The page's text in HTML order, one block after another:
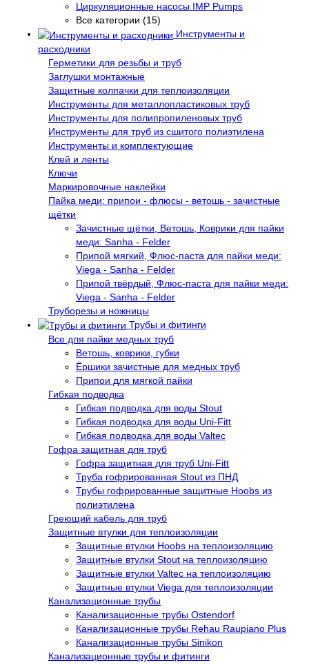
Циркуляционные насосы IMP Pumps
Все категории (15)
Инструменты и
расходники
Герметики для резьбы и труб
Заглушки монтажные
Защитные колпачки для теплоизоляции
Инструменты для металлопластиковых труб
Инструменты для полипропиленовых труб
Инструменты для труб из сшитого полиэтилена
Инструменты и комплектующие
Клей и ленты
Ключи
Маркировочные наклейки
Пайка меди: припои - флюсы - ветошь - зачистные
щётки
Зачистные щётки, Ветошь, Коврики для пайки
меди: Sanha - Felder
Припой мягкий, Флюс-паста для пайки меди:
Viega - Sanha - Felder
Припой твёрдый, Флюс-паста для пайки меди:
Viega - Sanha - Felder
Труборезы и ножницы
Трубы и фитинги
Все для пайки медных труб
Ветошь, коврики, губки
Ёршики зачистные для медных труб
Припои для мягкой пайки
Гибкая подводка
Гибкая подводка для воды Stout
Гибкая подводка для воды Uni-Fitt
Гибкая подводка для воды Valtec
Гофра защитная для труб
Гофра защитная для труб Uni-Fitt
Труба гофрированная Stout из ПНД
Трубы гофрированные защитные Hoobs из
полиэтилена
Греющий кабель для труб
Защитные втулки для теплоизоляции
Защитные втулки Hoobs на теплоизоляцию
Защитные втулки Stout на теплоизоляцию
Защитные втулки Valtec на теплоизоляцию
Защитные втулки Viega для теплоизоляции
Канализационные трубы
Канализационные трубы Ostendorf
Канализационные трубы Rehau Raupiano Plus
Канализационные трубы Sinikon
Канализационные трубы и фитинги